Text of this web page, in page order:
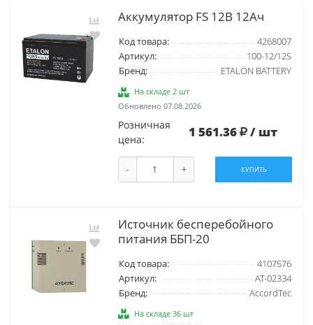
Аккумулятор FS 12В 12Ач
Код товара:
4268007
Артикул:
100-12/12S
Бренд:
ETALON BATTERY
На складе 2 шт
Обновлено 07.08.2026
Розничная
цена:
1 561.36 / шт
- + КУПИТЬ
Источник бесперебойного
питания ББП-20
Код товара:
4107576
Артикул:
AT-02334
Бренд:
AccordTec
На складе 36 шт